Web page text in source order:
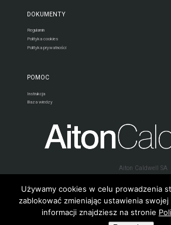
DOKUMENTY
Regulamin
Polityka cookies
Polityka prywatności
POMOC
Instrukcja
Baza wiedzy
Aiton Caldwell SA
e-mail:
Używamy cookies w celu prowadzenia
zablokować zmieniając ustawienia
informacji znajdziesz na stronie